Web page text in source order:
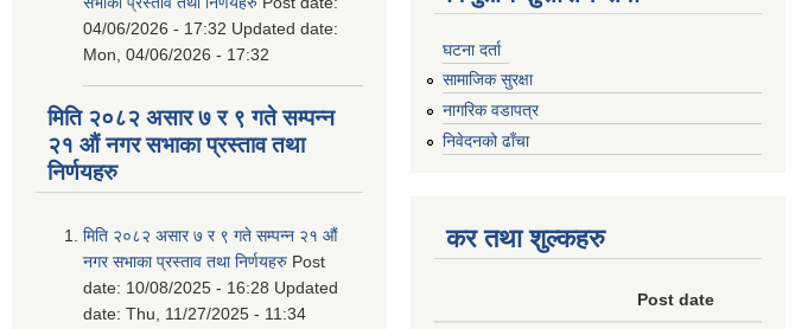
04/06/2026 - 17:32 Updated date:
Mon, 04/06/2026 - 17:32
मिति २०८२ असार ७ र ९ गते सम्पन्न
२१ औं नगर सभाका प्रस्ताव तथा
निर्णयहरु
मिति २०८२ असार ७ र ९ गते सम्पन्न २१ औं
नगर सभाका प्रस्ताव तथा निर्णयहरु Post
date: 10/08/2025 - 16:28 Updated
date: Thu, 11/27/2025 - 11:34
घटना दर्ता
सामाजिक सुरक्षा
नागरिक वडापत्र
निवेदनको ढाँचा
कर तथा शुल्कहरु
Post date